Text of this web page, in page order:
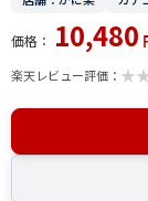
価格： 10,480
楽天レビュー評価： ★